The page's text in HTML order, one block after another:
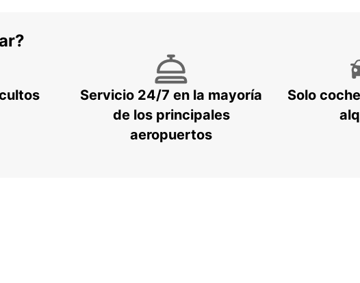
Servicio 24/7 en la mayoría
de los principales
aeropuertos
Solo